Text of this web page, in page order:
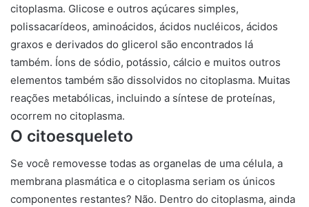
citoplasma. Glicose e outros açúcares simples,
polissacarídeos, aminoácidos, ácidos nucléicos, ácidos
graxos e derivados do glicerol são encontrados lá
também. Íons de sódio, potássio, cálcio e muitos outros
elementos também são dissolvidos no citoplasma. Muitas
reações metabólicas, incluindo a síntese de proteínas,
ocorrem no citoplasma.
O citoesqueleto
Se você removesse todas as organelas de uma célula, a
membrana plasmática e o citoplasma seriam os únicos
componentes restantes? Não. Dentro do citoplasma, ainda